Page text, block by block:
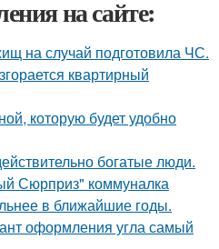
на сайте:
на случай подготовила ЧС.
квартирный
которую будет удобно
богатые люди.
Сюрприз" коммуналка
в ближайшие годы.
оформления угла самый